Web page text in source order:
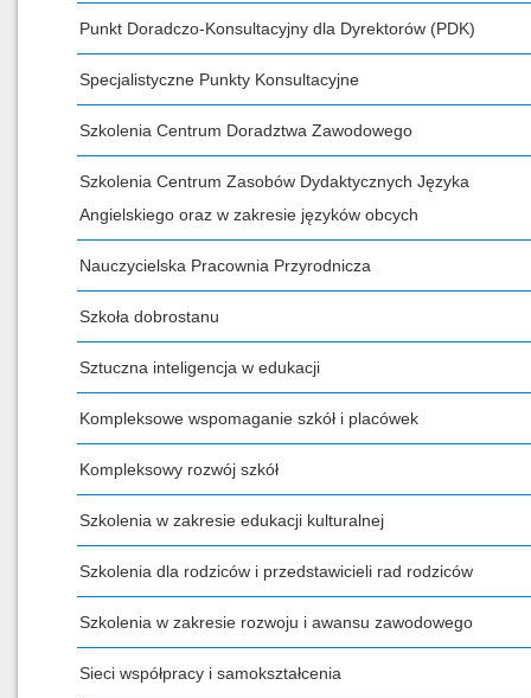
Punkt Doradczo-Konsultacyjny dla Dyrektorów (PDK)
Specjalistyczne Punkty Konsultacyjne
Szkolenia Centrum Doradztwa Zawodowego
Szkolenia Centrum Zasobów Dydaktycznych Języka
Angielskiego oraz w zakresie języków obcych
Nauczycielska Pracownia Przyrodnicza
Szkoła dobrostanu
Sztuczna inteligencja w edukacji
Kompleksowe wspomaganie szkół i placówek
Kompleksowy rozwój szkół
Szkolenia w zakresie edukacji kulturalnej
Szkolenia dla rodziców i przedstawicieli rad rodziców
Szkolenia w zakresie rozwoju i awansu zawodowego
Sieci współpracy i samokształcenia